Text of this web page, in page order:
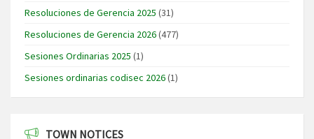
Resoluciones de Gerencia 2025 (31)
Resoluciones de Gerencia 2026(477)
Sesiones Ordinarias 2025 (1)
Sesiones ordinarias codisec 2026(1)
TOWN NOTICES